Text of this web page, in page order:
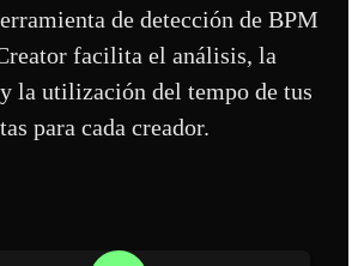
de detección de BPM
facilita el análisis, la
la utilización del tempo de tus
para cada creador.